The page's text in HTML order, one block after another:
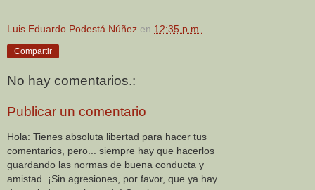
Luis Eduardo Podestá Núñez en 12:35 p.m.
Compartir
No hay comentarios.:
Publicar un comentario
Hola: Tienes absoluta libertad para hacer tus
comentarios, pero... siempre hay que hacerlos
guardando las normas de buena conducta y
amistad. ¡Sin agresiones, por favor, que ya hay